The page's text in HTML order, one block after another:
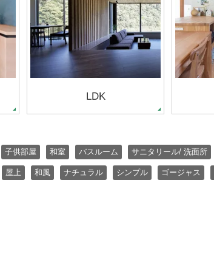
LDK
子供部屋 和室 バスルーム サニタリール/ 洗面所
屋上 和風 ナチュラル シンプル ゴージャス